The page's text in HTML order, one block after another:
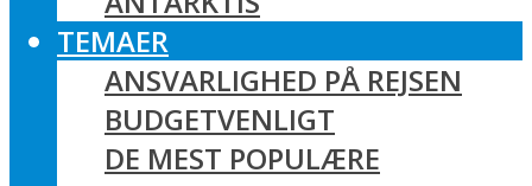
TEMAER
ANSVARLIGHED PÅ REJSEN
BUDGETVENLIGT
DE MEST POPULÆRE